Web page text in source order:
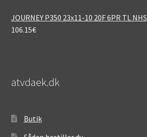
JOURNEY P350 23x11-10 20F 6PR TL NHS
106.15€
atvdaek.dk
Butik